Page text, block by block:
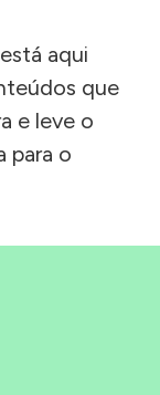
aqui
que
e leve o
para o